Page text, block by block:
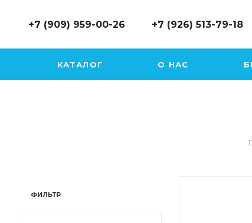
+7 (909) 959-00-26 +7 (926) 513-79-18
КАТАЛОГ О НАС
ФИЛЬТР
Купальники раздельные